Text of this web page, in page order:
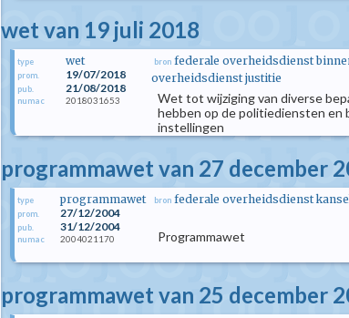
wet van 19 juli 2018
type wet
prom. 19/07/2018
pub. 21/08/2018
numac 2018031653
bron federale overheidsdienst
overheidsdienst justitie
Wet tot wijziging van diverse
hebben op de politiediensten en
instellingen
programmawet van 27 december
type programmawet
prom. 27/12/2004
pub. 31/12/2004
numac 2004021170
bron federale overheidsdienst
Programmawet
programmawet van 25 december